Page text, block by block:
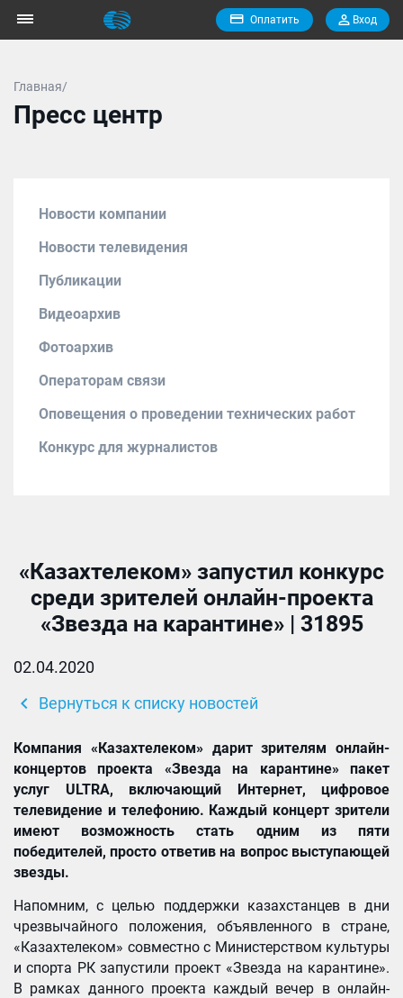
Оплатить Вход
Главная/
Пресс центр
Новости компании
Новости телевидения
Публикации
Видеоархив
Фотоархив
Операторам связи
Оповещения о проведении технических работ
Конкурс для журналистов
«Казахтелеком» запустил конкурс
среди зрителей онлайн-проекта
«Звезда на карантине» | 31895
02.04.2020
chevron_left Вернуться к списку новостей
Компания «Казахтелеком»дарит зрителям онлайн-
концертов проекта «Звезда на карантине»пакет
услуг ULTRA, включающий Интернет, цифровое
телевидение и телефонию. Каждый концерт зрители
имеют возможность стать одним из пяти
победителей, просто ответив на вопрос выступающей
звезды.
Напомним, с целью поддержки казахстанцев в дни
чрезвычайного положения, объявленного в стране,
«Казахтелеком» совместно с Министерством культуры
и спорта РК запустили проект «Звезда на карантине».
В рамках данного проекта каждый вечер в онлайн-